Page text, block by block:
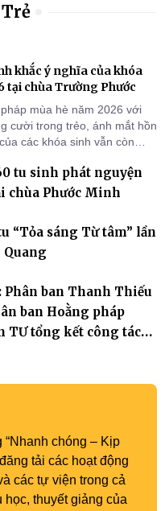
khắc ý nghĩa của khóa
tại chùa Trường Phước
mùa hè năm 2026 với
cười trong trẻo, ánh mắt hồn
các khóa sinh vẫn còn
nhưng đã trở thành hành
l
tu sinh phát nguyện
chùa Phước Minh
“Tỏa sáng Từ tâm” lần
Phân ban Thanh Thiếu
ban Hoằng pháp
TƯ tổng kết công tác
chóng – Kịp
tải các hoạt động
các tự viện trong cả
thuyết giảng của